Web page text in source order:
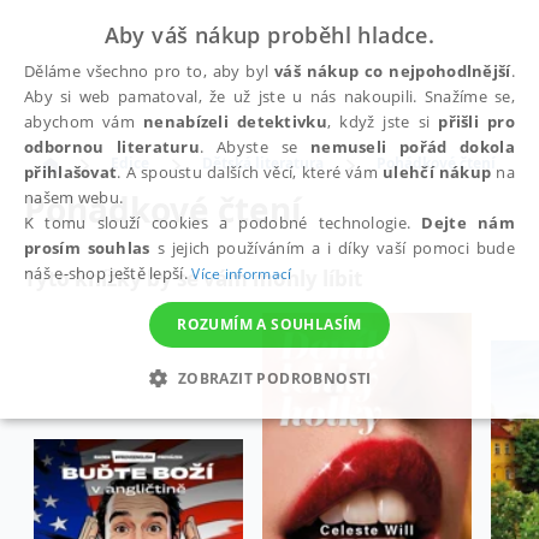
Edice Dětská literatura Pohádkové čtení
Pohádkové čtení
Tyto knížky by se vám mohly líbit
Aby váš nákup proběhl hladce.
Děláme všechno pro to, aby bylváš nákup co nejpohodlnější.
Aby si web pamatoval, že už jste u nás nakoupili. Snažíme se,
abychom vám nenabízeli detektivku, když jste si přišli pro
odbornou literaturu. Abyste se nemuseli pořád dokola
přihlašovat. A spoustu dalších věcí, které vám ulehčí nákup na
našem webu.
K tomu slouží cookies a podobné technologie. Dejte nám
prosím souhlas s jejich používáním a i díky vaší pomoci bude
náš e-shop ještě lepší.Více informací
ROZUMÍM A SOUHLASÍM
ZOBRAZIT PODROBNOSTI
NEZBYTNÉ ANALYTICKÉ MARKETINGOVÉ
FUNKČNÍ NEZAŘAZENÉ SOUBORY